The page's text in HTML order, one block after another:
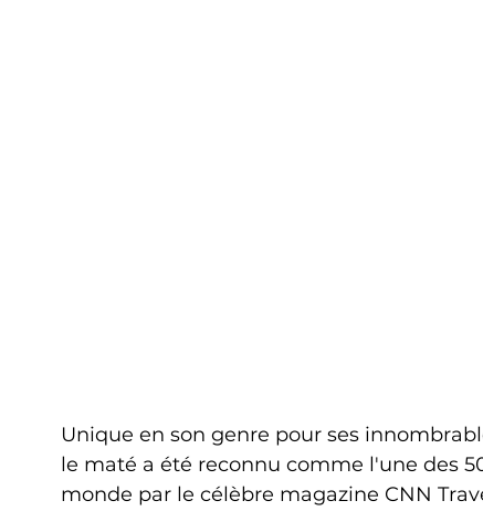
Unique en son genre pour ses
le maté a été reconnu comme l'une des
monde par le célèbre magazine CNN